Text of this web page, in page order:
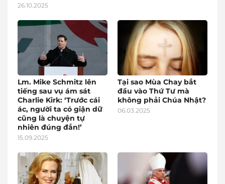
26.10.2025
Lm. Mike Schmitz lên
tiếng sau vụ ám sát
Charlie Kirk: ‘Trước cái
ác, người ta có giận dữ
cũng là chuyện tự
nhiên đúng đắn!’
15.09.2025
Tại sao Mùa Chay bắt
đầu vào Thứ Tư mà
không phải Chúa Nhật?
06.03.2025